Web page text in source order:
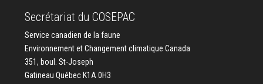
Secrétariat du COSEPAC
Service canadien de la faune
Environnement et Changement climatique Canada
351, boul. St-Joseph
Gatineau Québec K1A 0H3